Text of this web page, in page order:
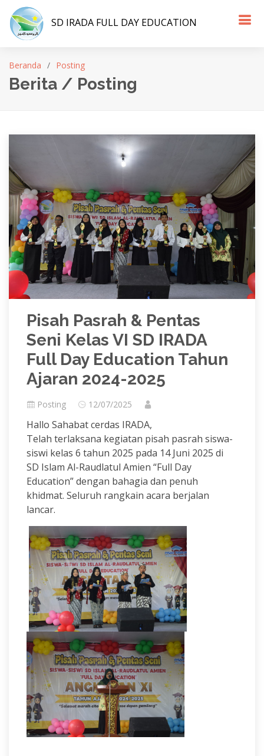
SD IRADA FULL DAY EDUCATION
Beranda Posting
Berita / Posting
Pisah Pasrah & Pentas
Seni Kelas VI SD IRADA
Full Day Education Tahun
Ajaran 2024-2025
Posting 12/07/2025
Hallo Sahabat cerdas IRADA,
Telah terlaksana kegiatan pisah pasrah siswa-
siswi kelas 6 tahun 2025 pada 14 Juni 2025 di
SD Islam Al-Raudlatul Amien “Full Day
Education” dengan bahagia dan penuh
khidmat. Seluruh rangkain acara berjalan
lancar.